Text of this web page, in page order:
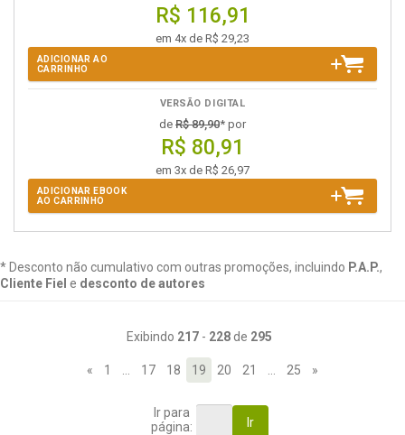
R$ 116,91
em 4x de R$ 29,23
ADICIONAR AO
CARRINHO
VERSÃO DIGITAL
de R$ 89,90* por
R$ 80,91
em 3x de R$ 26,97
ADICIONAR EBOOK
AO CARRINHO
* Desconto não cumulativo com outras promoções, incluindo P.A.P.,
Cliente Fiel e desconto de autores
Exibindo 217- 228de 295
« 1 17 18 19 20 21 25 »
Ir para
página:
Ir